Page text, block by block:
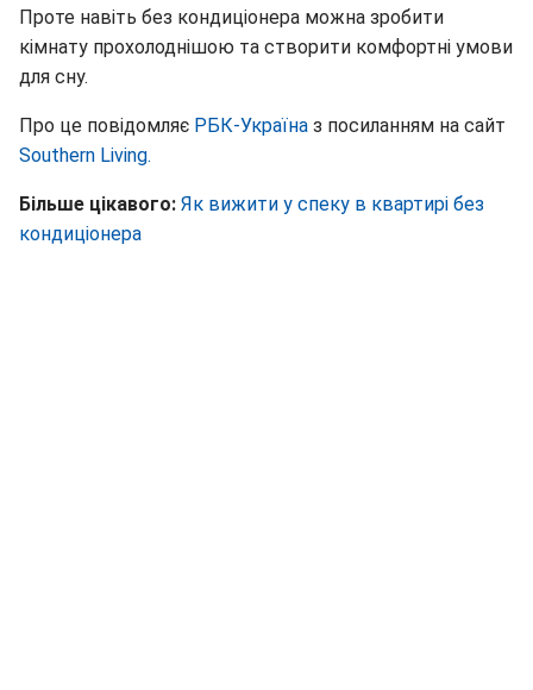
Проте навіть без кондиціонера можна зробити
кімнату прохолоднішою та створити комфортні умови
для сну.
Про це повідомляє РБК-Україна з посиланням на сайт
Southern Living.
Більше цікавого: Як вижити у спеку в квартирі без
кондиціонера